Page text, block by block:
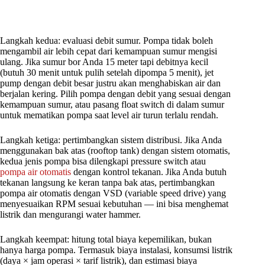
Langkah kedua: evaluasi debit sumur. Pompa tidak boleh
mengambil air lebih cepat dari kemampuan sumur mengisi
ulang. Jika sumur bor Anda 15 meter tapi debitnya kecil
(butuh 30 menit untuk pulih setelah dipompa 5 menit), jet
pump dengan debit besar justru akan menghabiskan air dan
berjalan kering. Pilih pompa dengan debit yang sesuai dengan
kemampuan sumur, atau pasang float switch di dalam sumur
untuk mematikan pompa saat level air turun terlalu rendah.
Langkah ketiga: pertimbangkan sistem distribusi. Jika Anda
menggunakan bak atas (rooftop tank) dengan sistem otomatis,
kedua jenis pompa bisa dilengkapi pressure switch atau
pompa air otomatis dengan kontrol tekanan. Jika Anda butuh
tekanan langsung ke keran tanpa bak atas, pertimbangkan
pompa air otomatis dengan VSD (variable speed drive) yang
menyesuaikan RPM sesuai kebutuhan — ini bisa menghemat
listrik dan mengurangi water hammer.
Langkah keempat: hitung total biaya kepemilikan, bukan
hanya harga pompa. Termasuk biaya instalasi, konsumsi listrik
(daya × jam operasi × tarif listrik), dan estimasi biaya